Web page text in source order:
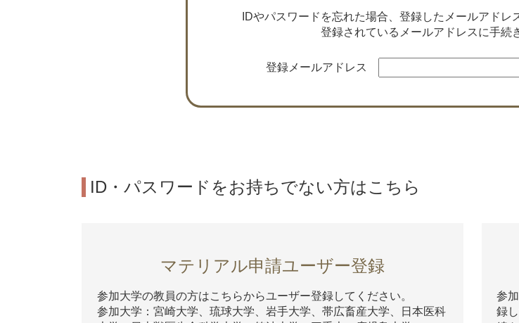
IDやパスワードを忘れた場合、登録したメールアドレ
登録されているメールアドレスに手続
登録メールアドレス
ID・パスワードをお持ちでない方はこちら
マテリアル申請ユーザー登録
参加大学の教員の方はこちらからユーザー登録してください。
参加大学：宮崎大学、琉球大学、岩手大学、帯広畜産大学、日本医科
参
録